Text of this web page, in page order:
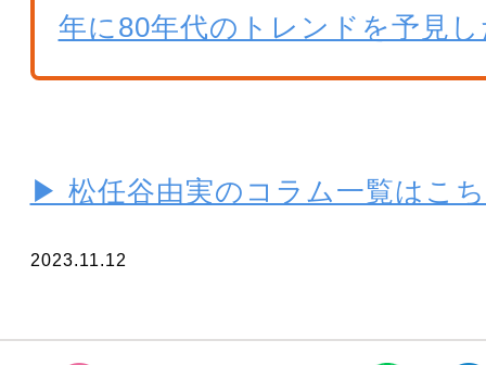
年に80年代のトレンドを予見
▶ 松任谷由実のコラム一覧はこ
2023.11.12